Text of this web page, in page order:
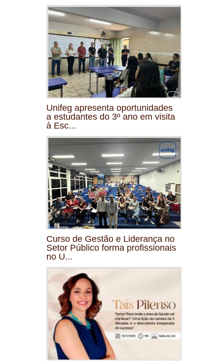
Unifeg apresenta oportunidades
a estudantes do 3º ano em visita
à Esc...
Curso de Gestão e Liderança no
Setor Público forma profissionais
no U...